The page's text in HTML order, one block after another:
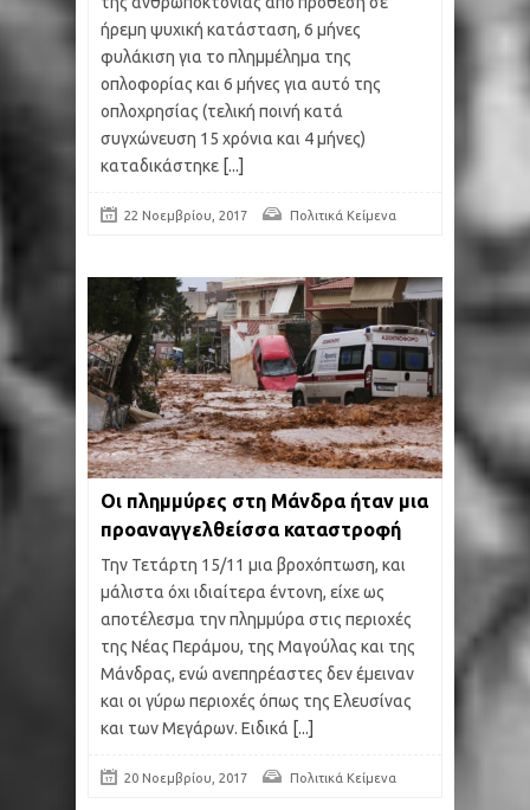
ήρεμη ψυχική κατάσταση, 6 μήνες
φυλάκιση για το πλημμέλημα της
οπλοφορίας και 6 μήνες για αυτό της
οπλοχρησίας (τελική ποινή κατά
συγχώνευση 15 χρόνια και 4 μήνες)
καταδικάστηκε [...]
22 Νοεμβρίου, 2017 Πολιτικά Κείμενα
Οι πλημμύρες στη Μάνδρα ήταν μια
προαναγγελθείσσα καταστροφή
Την Τετάρτη 15/11 μια βροχόπτωση, και
μάλιστα όχι ιδιαίτερα έντονη, είχε ως
αποτέλεσμα την πλημμύρα στις περιοχές
της Νέας Περάμου, της Μαγούλας και της
Μάνδρας, ενώ ανεπηρέαστες δεν έμειναν
και οι γύρω περιοχές όπως της Ελευσίνας
και των Μεγάρων. Ειδικά [...]
20 Νοεμβρίου, 2017 Πολιτικά Κείμενα